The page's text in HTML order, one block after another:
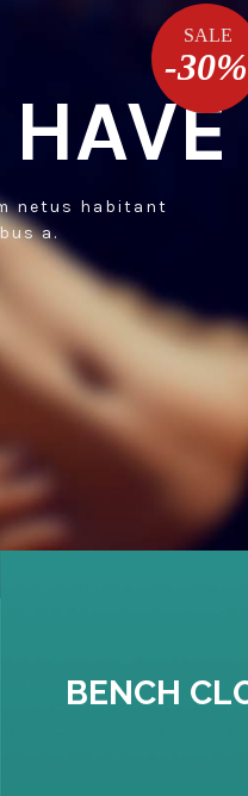
netus habitant
a.
-30%
SALE
BENCH